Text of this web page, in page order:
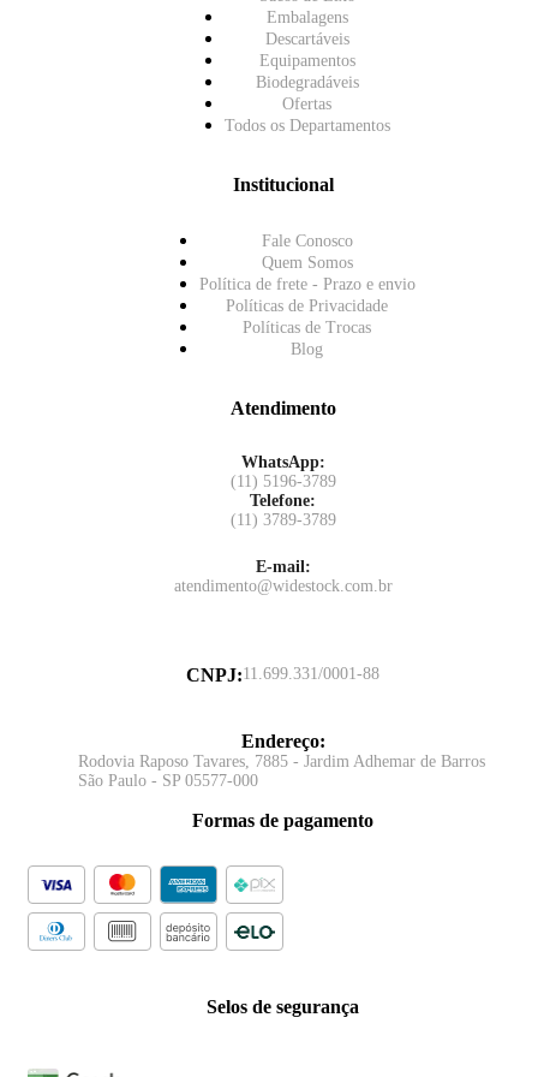
Embalagens
Descartáveis
Equipamentos
Biodegradáveis
Ofertas
Todos os Departamentos
Institucional
Fale Conosco
Quem Somos
Política de frete - Prazo e envio
Políticas de Privacidade
Políticas de Trocas
Blog
Atendimento
WhatsApp:
(11) 5196-3789
Telefone:
(11) 3789-3789
E-mail:
atendimento@widestock.com.br
CNPJ:11.699.331/0001-88
Endereço:
Rodovia Raposo Tavares, 7885 - Jardim Adhemar de Barros
São Paulo - SP 05577-000
Formas de pagamento
Selos de segurança